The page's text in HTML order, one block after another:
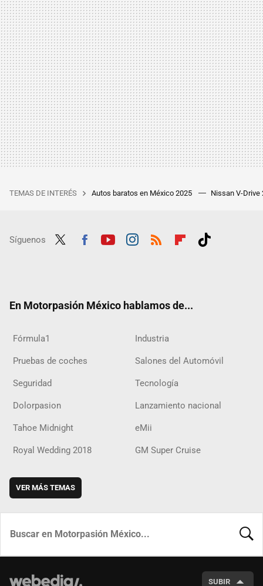
TEMAS DE INTERÉS Autos baratos en México 2025 Nissan V-Drive
Síguenos
En Motorpasión México hablamos de...
Fórmula1 Industria
Pruebas de coches Salones del Automóvil
Seguridad Tecnología
Dolorpasion Lanzamiento nacional
Tahoe Midnight eMii
Royal Wedding 2018 GM Super Cruise
VER MÁS TEMAS
SUBIR